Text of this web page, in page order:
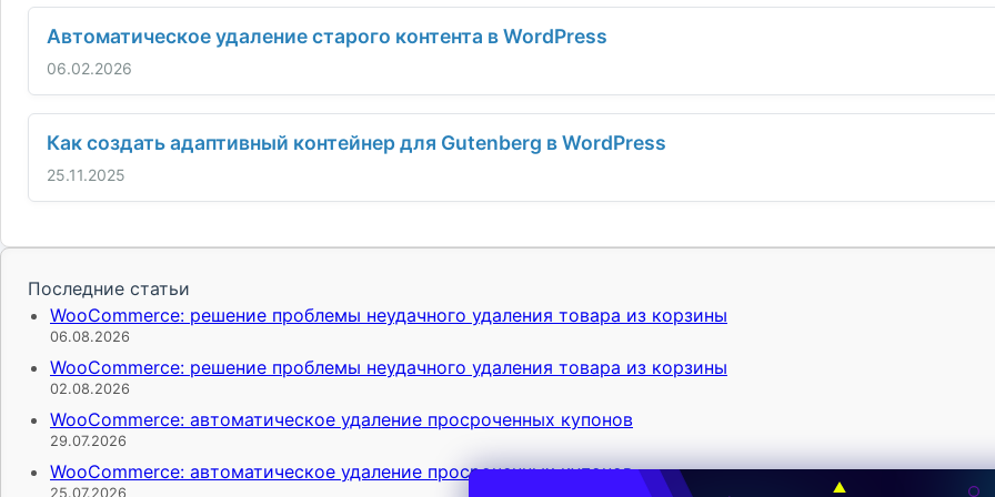
Автоматическое удаление старого контента в WordPress
06.02.2026
Как создать адаптивный контейнер для Gutenberg в WordPress
25.11.2025
Последние статьи
WooCommerce: решение проблемы неудачного удаления товара из корзины
06.08.2026
WooCommerce: решение проблемы неудачного удаления товара из корзины
02.08.2026
WooCommerce: автоматическое удаление просроченных купонов
29.07.2026
WooCommerce: автоматическое удаление просроченных купонов
25.07.2026